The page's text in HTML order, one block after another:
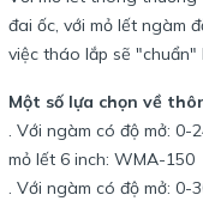
đai ốc, với mỏ lết ngàm
việc tháo lắp sẽ "chuẩn"
Một số lựa chọn về
. Với ngàm có độ mở: 0-
mỏ lết 6 inch: WMA-150
. Với ngàm có độ mở: 0-